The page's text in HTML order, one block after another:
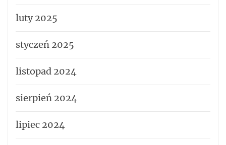
luty 2025
styczeń 2025
listopad 2024
sierpień 2024
lipiec 2024